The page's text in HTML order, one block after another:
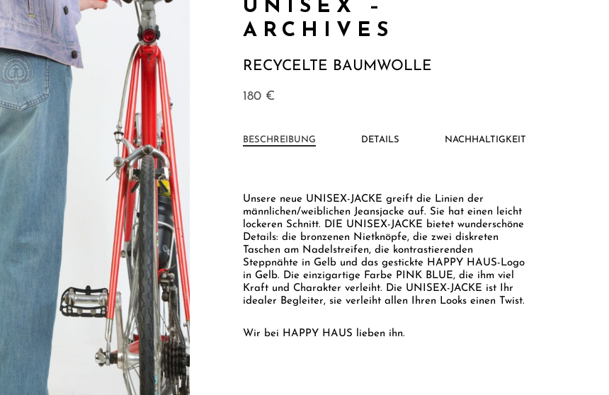
UNISEX –
ARCHIVES
RECYCELTE BAUMWOLLE
180 €
BESCHREIBUNG DETAILS NACHHALTIGKEIT
Unsere neue UNISEX-JACKE greift die Linien der
männlichen/weiblichen Jeansjacke auf. Sie hat einen leicht
lockeren Schnitt. DIE UNISEX-JACKE bietet wunderschöne
Details: die bronzenen Nietknöpfe, die zwei diskreten
Taschen am Nadelstreifen, die kontrastierenden
Steppnähte in Gelb und das gestickte HAPPY HAUS-Logo
in Gelb. Die einzigartige Farbe PINK BLUE, die ihm viel
Kraft und Charakter verleiht. Die UNISEX-JACKE ist Ihr
idealer Begleiter, sie verleiht allen Ihren Looks einen Twist.
Wir bei HAPPY HAUS lieben ihn.